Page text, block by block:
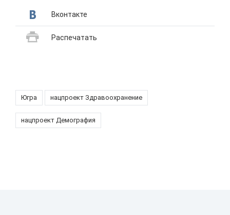
Вконтакте
Распечатать
Югра нацпроект Здравоохранение
нацпроект Демография